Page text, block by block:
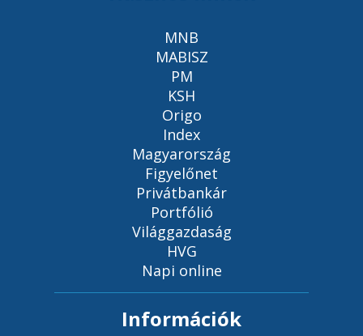
MNB
MABISZ
PM
KSH
Origo
Index
Magyarország
Figyelőnet
Privátbankár
Portfólió
Világgazdaság
HVG
Napi online
Információk